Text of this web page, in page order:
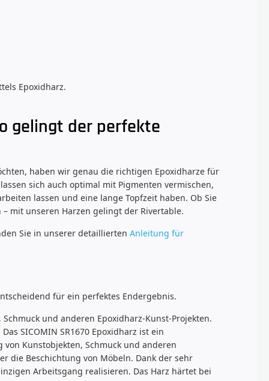
Epoxidharz.
gelingt der perfekte
haben wir genau die richtigen Epoxidharze für
sich auch optimal mit Pigmenten vermischen,
lassen und eine lange Topfzeit haben. Ob Sie
mit unseren Harzen gelingt der Rivertable.
Sie in unserer detaillierten Anleitung für
für ein perfektes Endergebnis.
und anderen Epoxidharz-Kunst-Projekten.
SICOMIN SR1670 Epoxidharz ist ein
Kunstobjekten, Schmuck und anderen
die Beschichtung von Möbeln. Dank der sehr
Arbeitsgang realisieren. Das Harz härtet bei